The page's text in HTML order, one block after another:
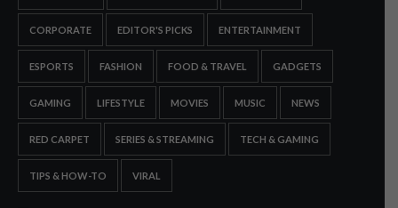
CORPORATE EDITOR'S PICKS ENTERTAINMENT
ESPORTS FASHION FOOD & TRAVEL GADGETS
GAMING LIFESTYLE MOVIES MUSIC NEWS
RED CARPET SERIES & STREAMING TECH & GAMING
TIPS & HOW-TO VIRAL